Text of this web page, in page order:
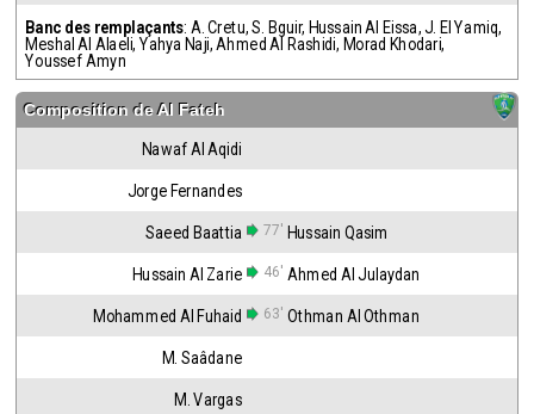
Banc des remplaçants: A. Cretu,S. Bguir, Hussain Al Eissa,J. El Yamiq,
Meshal Al Alaeli, Yahya Naji, Ahmed Al Rashidi, Morad Khodari,
Youssef Amyn
Composition deAl Fateh
Nawaf Al Aqidi
Jorge Fernandes
Saeed Baattia 77' Hussain Qasim
Hussain Al Zarie 46' Ahmed Al Julaydan
Mohammed Al Fuhaid 63' Othman Al Othman
M. Saâdane
M. Vargas